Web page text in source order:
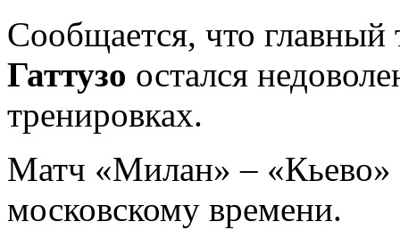
Сообщается, что
Гаттузо остался
тренировках.
Матч «Милан» – «Кьево»
московскому времени.